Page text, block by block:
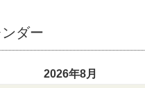
ダー
2026年8月